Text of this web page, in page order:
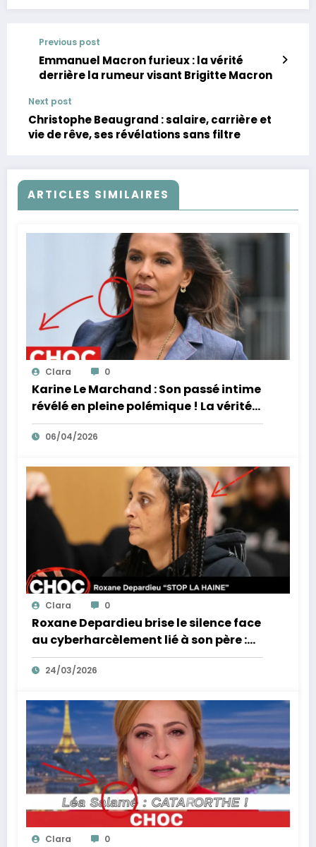
Previous post
Emmanuel Macron furieux : la vérité
derrière la rumeur visant Brigitte Macron
Next post
Christophe Beaugrand : salaire, carrière et
vie de rêve, ses révélations sans filtre
ARTICLES SIMILAIRES
Clara 0
Karine Le Marchand : Son passé intime
révélé en pleine polémique ! La vérité
éclate sur ses accusations de
racisme.
06/04/2026
Clara 0
Roxane Depardieu brise le silence face
au cyberharcèlement lié à son père :
sa réponse inattendue !
24/03/2026
Clara 0